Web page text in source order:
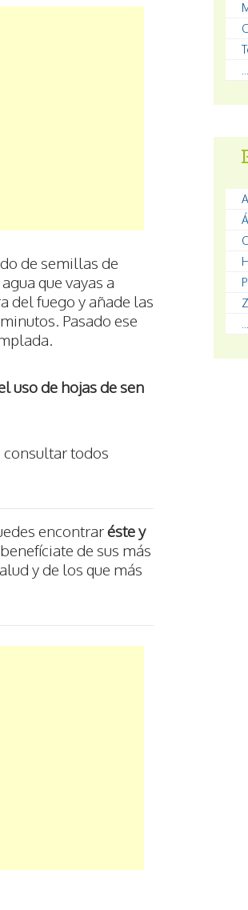
de semillas de
que vayas a
del fuego y añade las
Pasado ese
uso de hojas de sen
consultar todos
encontraréste y
de sus más
y de los que más